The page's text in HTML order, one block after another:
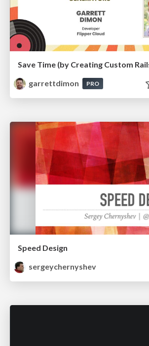
Save Time (by Creating Custom
garrettdimon
PRO
Speed Design
sergeychernyshev